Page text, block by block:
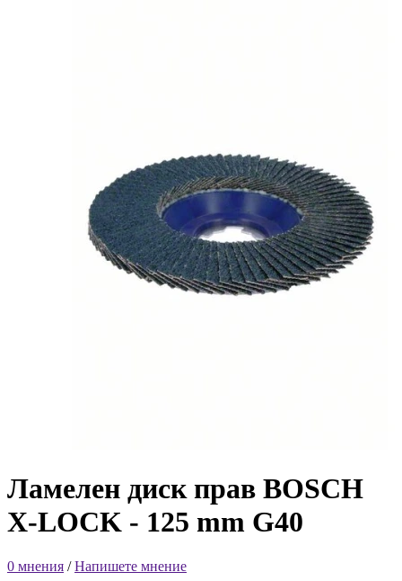
Ламелен диск прав BOSCH
X-LOCK - 125 mm G40
0 мнения /Напишете мнение